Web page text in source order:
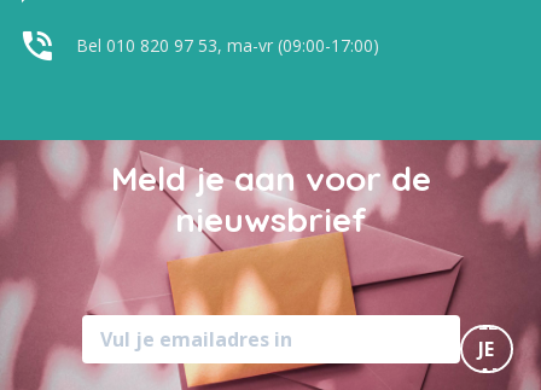
Bel 010 820 97 53, ma-vr (09:00-17:00)
Meld je aan voor de
nieuwsbrief
MELD
JE
AAN